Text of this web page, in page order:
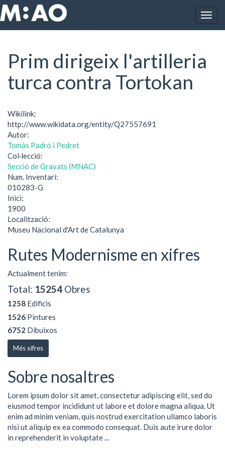
Vés al contingut
Inici Prim dirigeix l'artilleria turca contra Tortokan
Prim dirigeix l'artilleria
turca contra Tortokan
Wikilink:
http://www.wikidata.org/entity/Q27557691
Autor:
Tomàs Padró i Pedret
Col·lecció:
Secció de Gravats (MNAC)
Num. Inventari:
010283-G
Inici:
1900
Localització:
Museu Nacional d'Art de Catalunya
Rutes Modernisme en xifres
Actualment tenim:
Total: 15254 Obres
1258 Edificis
1526 Pintures
6752 Dibuixos
Més xifres
Sobre nosaltres
Lorem ipsum dolor sit amet, consectetur adipiscing elit, sed do
eiusmod tempor incididunt ut labore et dolore magna aliqua. Ut
enim ad minim veniam, quis nostrud exercitation ullamco laboris
nisi ut aliquip ex ea commodo consequat. Duis aute irure dolor
in reprehenderit in voluptate ...